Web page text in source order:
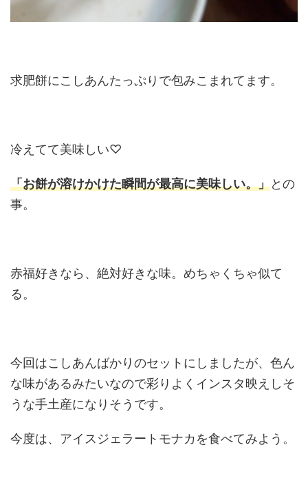
求肥餅にこしあんたっぷりで包みこまれてます。
冷えてて美味しい♡
「お餅が溶けかけた瞬間が最高に美味しい。」との
事。
赤福好きなら、絶対好きな味。めちゃくちゃ似て
る。
今回はこしあんばかりのセットにしましたが、色ん
な味があるみたいなので彩りよくインスタ映えしそ
うな手土産になりそうです。
今度は、アイスジェラートモナカを食べてみよう。